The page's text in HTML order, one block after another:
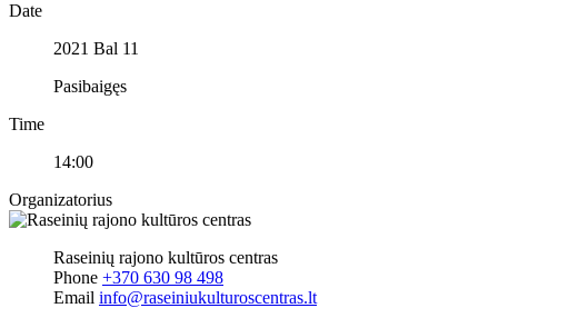
Date
2021 Bal 11
Pasibaigęs
Time
14:00
Organizatorius
Raseinių rajono kultūros centras
Phone +370 630 98 498
Email info@raseiniukulturoscentras.lt